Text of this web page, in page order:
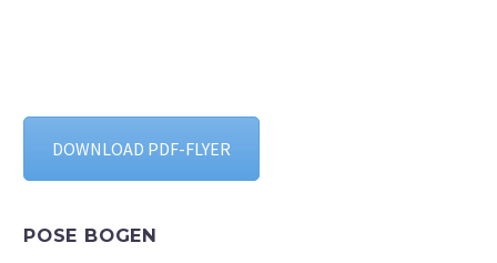
DOWNLOAD PDF-FLYER
POSE BOGEN